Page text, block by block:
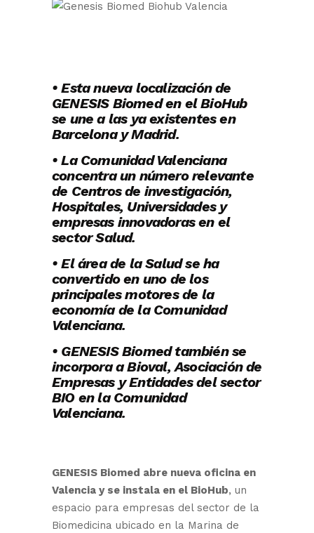
• Esta nueva localización de
GENESIS Biomed en el BioHub
se une a las ya existentes en
Barcelona y Madrid.
• La Comunidad Valenciana
concentra un número relevante
de Centros de investigación,
Hospitales, Universidades y
empresas innovadoras en el
sector Salud.
• El área de la Salud se ha
convertido en uno de los
principales motores de la
economía de la Comunidad
Valenciana.
• GENESIS Biomed también se
incorpora a Bioval, Asociación de
Empresas y Entidades del sector
BIO en la Comunidad
Valenciana.
GENESIS Biomed abre nueva oficina en
Valencia y se instala en el BioHub, un
espacio para empresas del sector de la
Biomedicina ubicado en la Marina de